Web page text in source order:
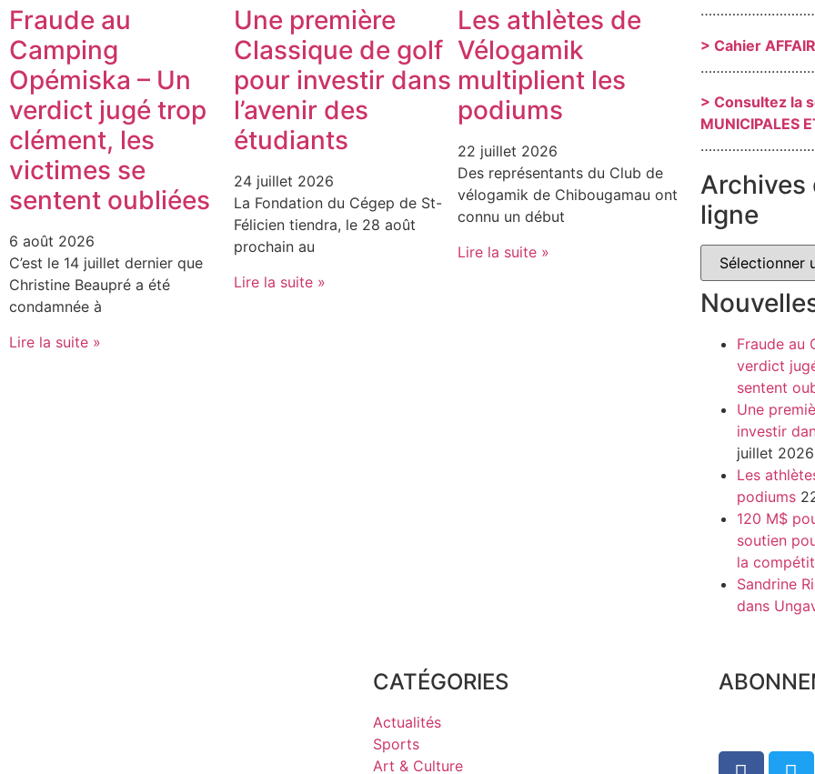
Fraude au
Camping
Opémiska – Un
verdict jugé trop
clément, les
victimes se
sentent oubliées
6 août 2026
C’est le 14 juillet dernier que
Christine Beaupré a été
condamnée à
Lire la suite »
Une première
Classique de golf
pour investir dans
l’avenir des
étudiants
24 juillet 2026
La Fondation du Cégep de St-
Félicien tiendra, le 28 août
prochain au
Lire la suite »
Les athlètes de
Vélogamik
multiplient les
podiums
22 juillet 2026
Des représentants du Club de
vélogamik de Chibougamau ont
connu un début
Lire la suite »
> Cahier
> Consultez la
MUNICIPALES
Archives
ligne
Fraude au
verdict
sentent
Une
investir
juillet 2026
Les
podiums
120 M$
soutien
la
Sandrine
dans
CATÉGORIES
Actualités
Sports
Art & Culture